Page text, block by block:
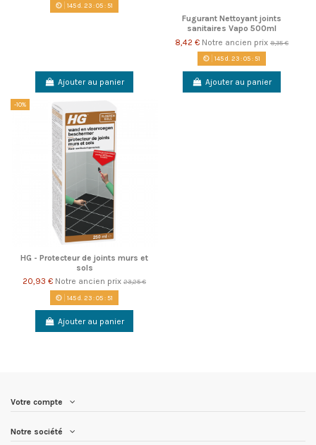
145d. 23:05:51
Ajouter au panier
Fugurant Nettoyant joints
sanitaires Vapo 500ml
8,42 € Notre ancien prix 9,35 €
145d. 23:05:51
Ajouter au panier
-10%
HG - Protecteur de joints murs et
sols
20,93 € Notre ancien prix 23,25 €
145d. 23:05:51
Ajouter au panier
Votre compte
Notre société